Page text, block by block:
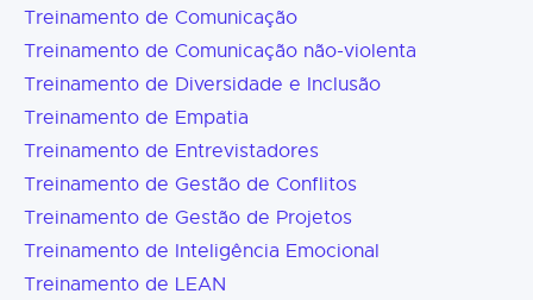
Treinamento de Comunicação
Treinamento de Comunicação não-violenta
Treinamento de Diversidade e Inclusão
Treinamento de Empatia
Treinamento de Entrevistadores
Treinamento de Gestão de Conflitos
Treinamento de Gestão de Projetos
Treinamento de Inteligência Emocional
Treinamento de LEAN